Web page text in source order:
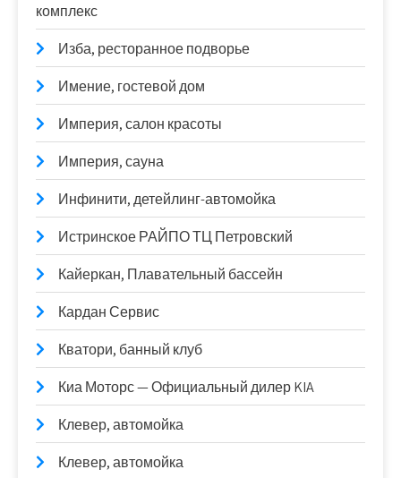
комплекс
Изба, ресторанное подворье
Имение, гостевой дом
Империя, салон красоты
Империя, сауна
Инфинити, детейлинг-автомойка
Истринское РАЙПО ТЦ Петровский
Кайеркан, Плавательный бассейн
Кардан Сервис
Кватори, банный клуб
Киа Моторс — Официальный дилер KIA
Клевер, автомойка
Клевер, автомойка